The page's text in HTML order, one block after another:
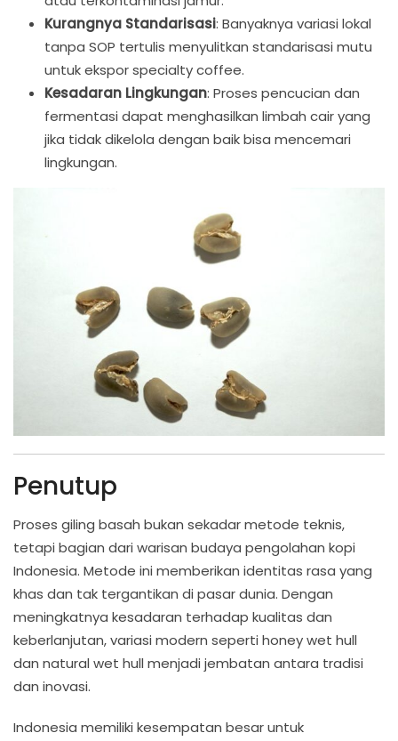
Kurangnya Standarisasi: Banyaknya variasi lokal
tanpa SOP tertulis menyulitkan standarisasi mutu
untuk ekspor specialty coffee.
Kesadaran Lingkungan: Proses pencucian dan
fermentasi dapat menghasilkan limbah cair yang
jika tidak dikelola dengan baik bisa mencemari
lingkungan.
Penutup
Proses giling basah bukan sekadar metode teknis,
tetapi bagian dari warisan budaya pengolahan kopi
Indonesia. Metode ini memberikan identitas rasa yang
khas dan tak tergantikan di pasar dunia. Dengan
meningkatnya kesadaran terhadap kualitas dan
keberlanjutan, variasi modern seperti honey wet hull
dan natural wet hull menjadi jembatan antara tradisi
dan inovasi.
Indonesia memiliki kesempatan besar untuk